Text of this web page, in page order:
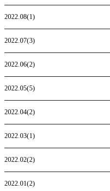
2022.08(1)
2022.07(3)
2022.06(2)
2022.05(5)
2022.04(2)
2022.03(1)
2022.02(2)
2022.01(2)